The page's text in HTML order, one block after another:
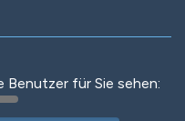
Cats
Benutzer für Sie sehen: